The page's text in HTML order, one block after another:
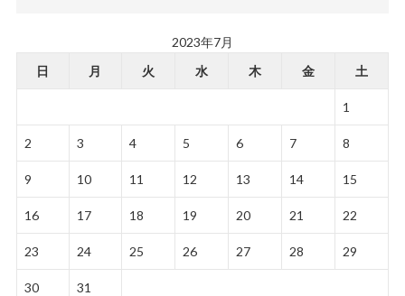
2023年7月
日
月 火 水 木 金 土
1
2 3 4 5 6 7 8
9 10 11 12 13 14 15
16 17 18 19 20 21 22
23 24 25 26 27 28 29
30
31